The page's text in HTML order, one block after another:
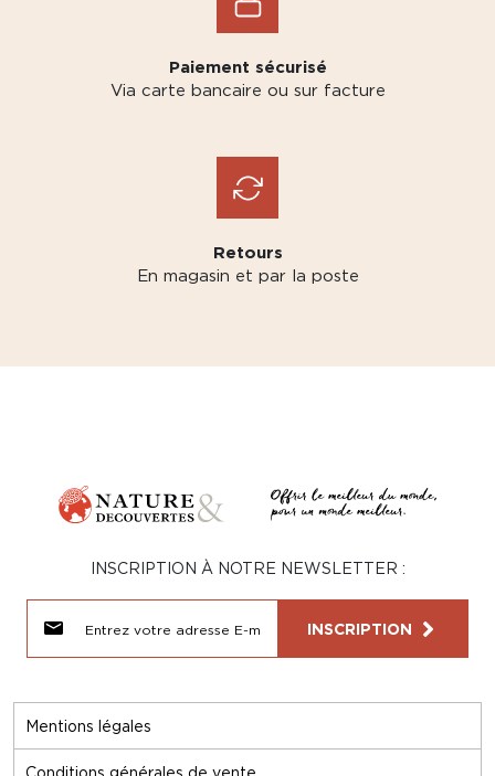
Paiement sécurisé
Via carte bancaire ou sur facture
Retours
En magasin et par la poste
Mentions légales
Conditions générales de vente
INSCRIPTION À NOTRE NEWSLETTER :
INSCRIPTION